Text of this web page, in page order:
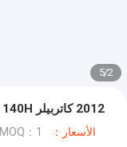
2
/
5
2012 كاتربيلر 140H الممهدة للبيع
الأسعار：US$15000 MOQ：1 مجموعة